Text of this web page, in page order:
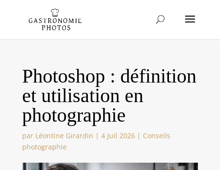
Photoshop : définition
et utilisation en
photographie
par Léontine Girardin | 4 Juil 2026| Conseils
photographie